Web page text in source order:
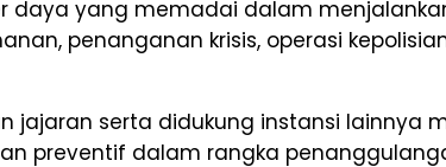
daya yang memadai dalam
penanganan krisis, operasi
jajaran serta didukung instansi lainnya
preventif dalam rangka